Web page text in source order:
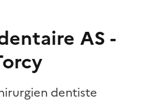
AS -
dentiste